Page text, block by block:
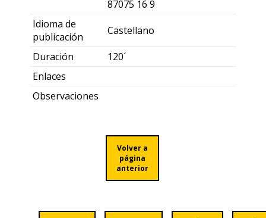
87075 16 9
Idioma de
publicación
Castellano
Duración
120´
Enlaces
Observaciones
Volver a
página
anterior